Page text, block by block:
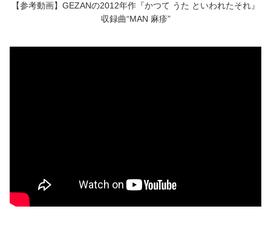
【参考動画】GEZANの2012年作『かつて うた といわれたそれ』
収録曲“MAN 麻疹”